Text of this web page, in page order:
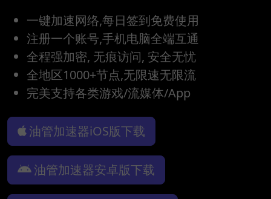
一键加速网络,每日签到免费使用
注册一个账号,手机电脑全端互通
全程强加密, 无痕访问, 安全无忧
全地区1000+节点,无限速无限流
完美支持各类游戏/流媒体/App
油管加速器iOS版下载
油管加速器安卓版下载